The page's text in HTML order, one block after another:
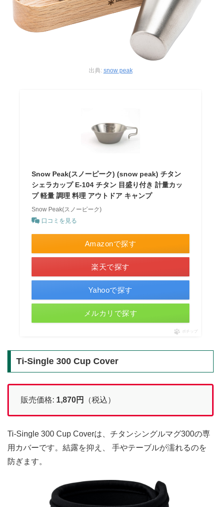
出典: snow peak
Snow Peak(スノーピーク) (snow peak) チタン
シェラカップ E-104 チタン 目盛り付き 計量カッ
プ 軽量 調理 料理 アウトドア キャンプ
Snow Peak(スノーピーク)
口コミを見る
Amazonで探す
楽天で探す
Yahooで探す
メルカリで探す
ポチップ
Ti-Single 300 Cup Cover
販売価格: 1,870円 （税込）
Ti-Single 300 Cup Coverは、チタンシングルマグ300の専
用カバーです。​結露を抑え、 手やテーブルが濡れるのを
防ぎます。